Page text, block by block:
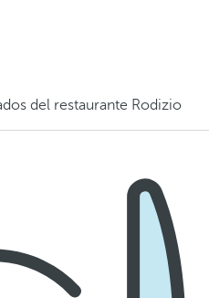
del restaurante Rodizio